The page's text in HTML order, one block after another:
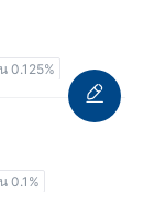
0.125%
0.1%